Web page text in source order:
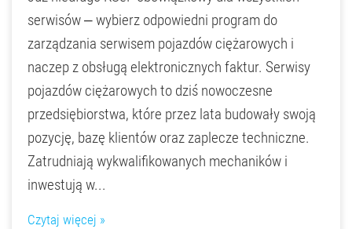
serwisów – wybierz odpowiedni program do
zarządzania serwisem pojazdów ciężarowych i
naczep z obsługą elektronicznych faktur. Serwisy
pojazdów ciężarowych to dziś nowoczesne
przedsiębiorstwa, które przez lata budowały swoją
pozycję, bazę klientów oraz zaplecze techniczne.
Zatrudniają wykwalifikowanych mechaników i
inwestują w...
Czytaj więcej »